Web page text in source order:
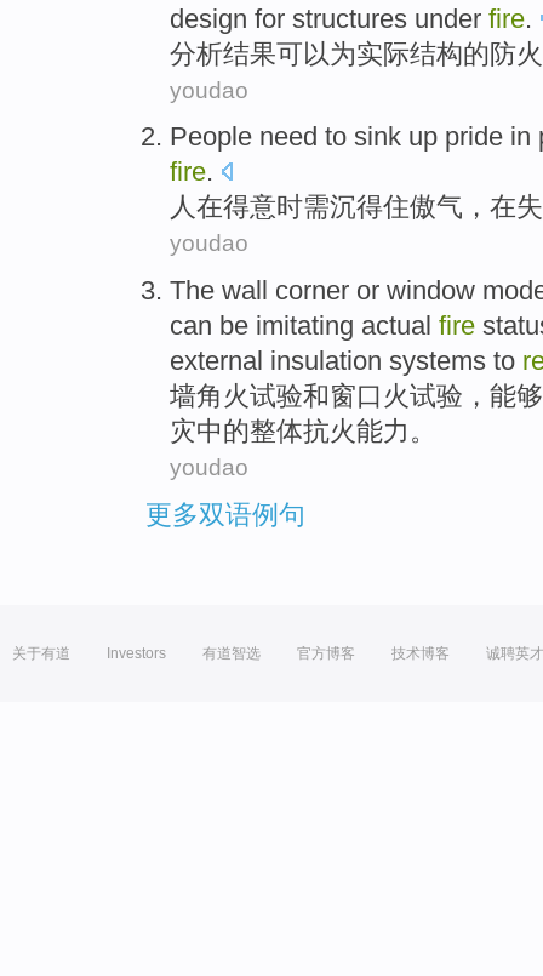
design for structures under fire.
分析结果可以为实际结构的 防火
youdao
People need to sink up pride in
fire.
人在得意时需沉得住傲气 ，在
youdao
The wall corner or window
can be imitating actual fire
external insulation systems to
墙角 火试验和窗口 火试验， 能够
灾中的整体抗火能力 。
youdao
更多双语例句
关于有道 Investors 有道智选 官方博客 技术博客 诚聘英才